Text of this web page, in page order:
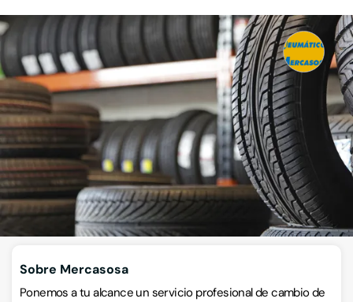
Recomendado por qdq
Mercasosa
Neumáticos
Carretera General del Norte 112, La oliva-tetir km 2,7, 35013, Las
Palmas de Gran Canaria, Las Palmas
VISITAR WEB CÓMO LLEGAR ESCRÍBENOS WHATSAPP
Llamar ahora
Sobre Mercasosa
Ponemos a tu alcance un servicio profesional de cambio de